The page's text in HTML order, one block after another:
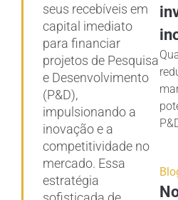
seus recebíveis em
capital imediato
para financiar
projetos de Pesquisa
e Desenvolvimento
(P&D),
impulsionando a
inovação e a
competitividade no
mercado. Essa
estratégia